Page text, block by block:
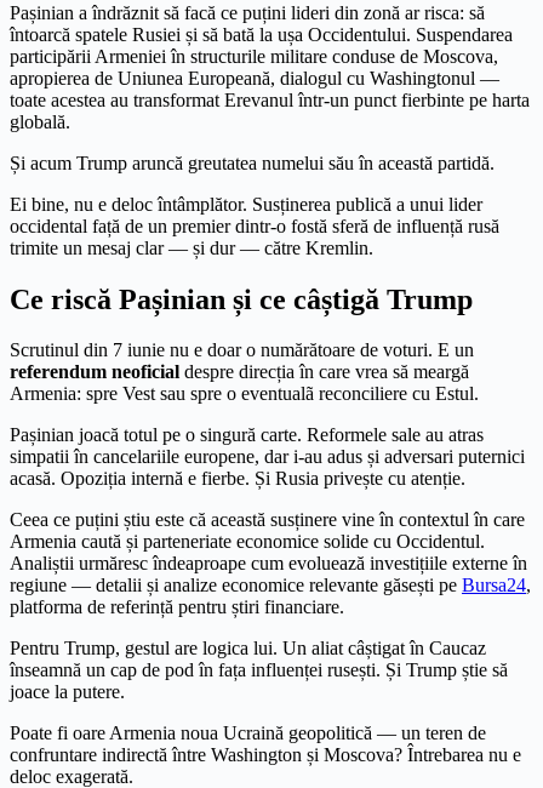
Pașinian a îndrăznit să facă ce puțini lideri din zonă ar risca: să
întoarcă spatele Rusiei și să bată la ușa Occidentului. Suspendarea
participării Armeniei în structurile militare conduse de Moscova,
apropierea de Uniunea Europeană, dialogul cu Washingtonul —
toate acestea au transformat Erevanul într-un punct fierbinte pe harta
globală.
Și acum Trump aruncă greutatea numelui său în această partidă.
Ei bine, nu e deloc întâmplător. Susținerea publică a unui lider
occidental față de un premier dintr-o fostă sferă de influență rusă
trimite un mesaj clar — și dur — către Kremlin.
Ce riscă Pașinian și ce câștigă Trump
Scrutinul din 7 iunie nu e doar o numărătoare de voturi. E un
referendum neoficial despre direcția în care vrea să meargă
Armenia: spre Vest sau spre o eventualã reconciliere cu Estul.
Pașinian joacă totul pe o singură carte. Reformele sale au atras
simpatii în cancelariile europene, dar i-au adus și adversari puternici
acasă. Opoziția internă e fierbe. Și Rusia privește cu atenție.
Ceea ce puțini știu este că această susținere vine în contextul în care
Armenia caută și parteneriate economice solide cu Occidentul.
Analiștii urmăresc îndeaproape cum evoluează investițiile externe în
regiune — detalii și analize economice relevante găsești pe Bursa24,
platforma de referință pentru știri financiare.
Pentru Trump, gestul are logica lui. Un aliat câștigat în Caucaz
înseamnă un cap de pod în fața influenței rusești. Și Trump știe să
joace la putere.
Poate fi oare Armenia noua Ucraină geopolitică — un teren de
confruntare indirectă între Washington și Moscova? Întrebarea nu e
deloc exagerată.